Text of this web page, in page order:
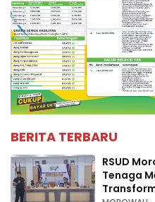
BERITA TERBARU
RSUD
Tenaga